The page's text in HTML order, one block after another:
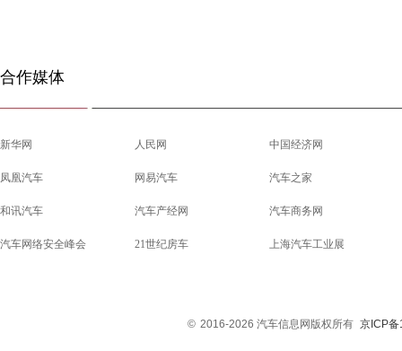
合作媒体
新华网 人民网 中国经济网
凤凰汽车 网易汽车 汽车之家
和讯汽车 汽车产经网 汽车商务网
汽车网络安全峰会 21世纪房车 上海汽车工业展
© 2016-2026 汽车信息网版权所有 京ICP